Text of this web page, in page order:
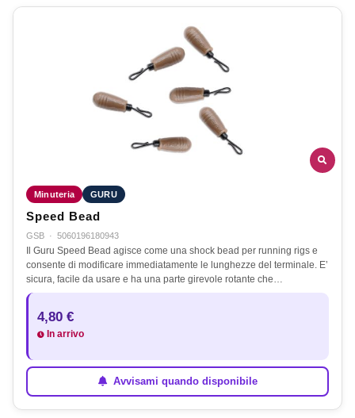
Minuteria GURU
Speed Bead
GSB · 5060196180943
Il Guru Speed Bead agisce come una shock bead per running rigs e
consente di modificare immediatamente le lunghezze del terminale. E’
sicura, facile da usare e ha una parte girevole rotante che…
4,80 €
In arrivo
Avvisami quando disponibile